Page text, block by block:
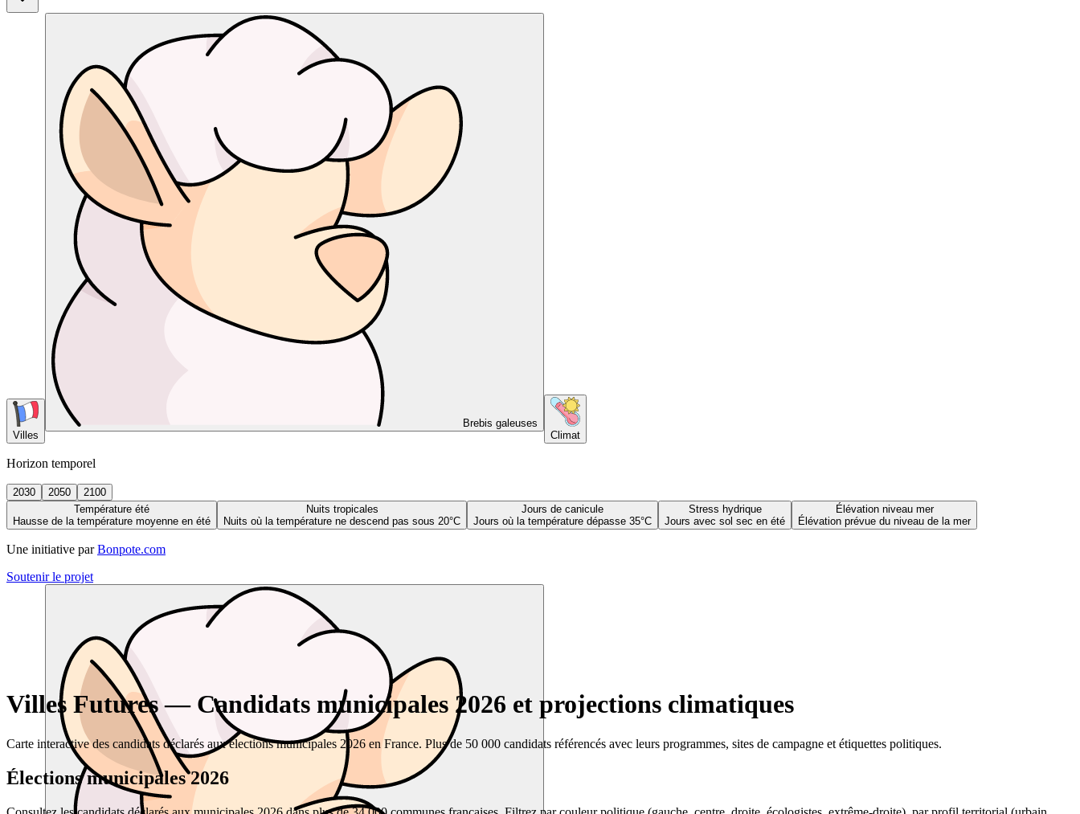
Villes
Brebis galeuses
Climat
Horizon temporel
2030 2050
2100
Température été
Hausse de la température moyenne en été
Nuits tropicales
Nuits où la température ne descend pas sous 20°C
Jours de canicule
Jours où la température dépasse 35°C
Stress hydrique
Jours avec sol sec en été
Élévation niveau mer
Élévation prévue du niveau de la mer
Une initiative par Bonpote.com
Soutenir le projet
Villes Futures — Candidats municipales 2026 et projections climatiques
Carte interactive des candidats déclarés aux élections municipales 2026 en France. Plus de 50 000 candidats référencés avec leurs programmes, sites de campagne et étiquettes politiques.
Élections municipales 2026